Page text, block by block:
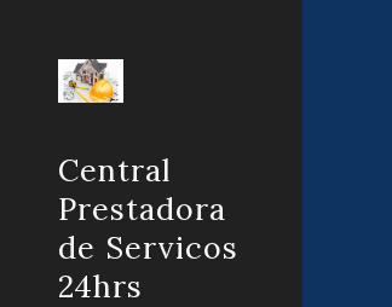
Central
Prestadora
de Servicos
24hrs